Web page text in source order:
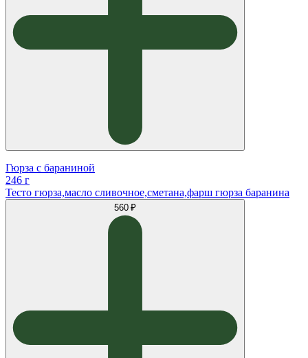
Гюрза с бараниной
246 г
Тесто гюрза,масло сливочное,сметана,фарш гюрза баранина
560 ₽